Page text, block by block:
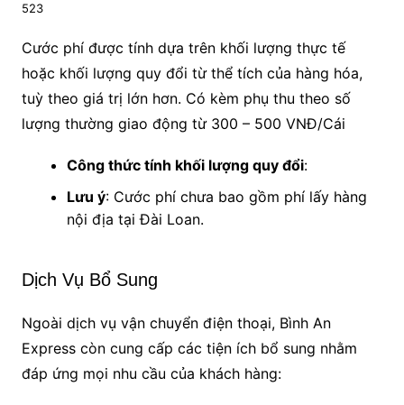
523
Cước phí được tính dựa trên khối lượng thực tế
hoặc khối lượng quy đổi từ thể tích của hàng hóa,
tuỳ theo giá trị lớn hơn. Có kèm phụ thu theo số
lượng thường giao động từ 300 – 500 VNĐ/Cái
Công thức tính khối lượng quy đổi:
Lưu ý: Cước phí chưa bao gồm phí lấy hàng
nội địa tại Đài Loan.
Dịch Vụ Bổ Sung
Ngoài dịch vụ vận chuyển điện thoại, Bình An
Express còn cung cấp các tiện ích bổ sung nhằm
đáp ứng mọi nhu cầu của khách hàng: